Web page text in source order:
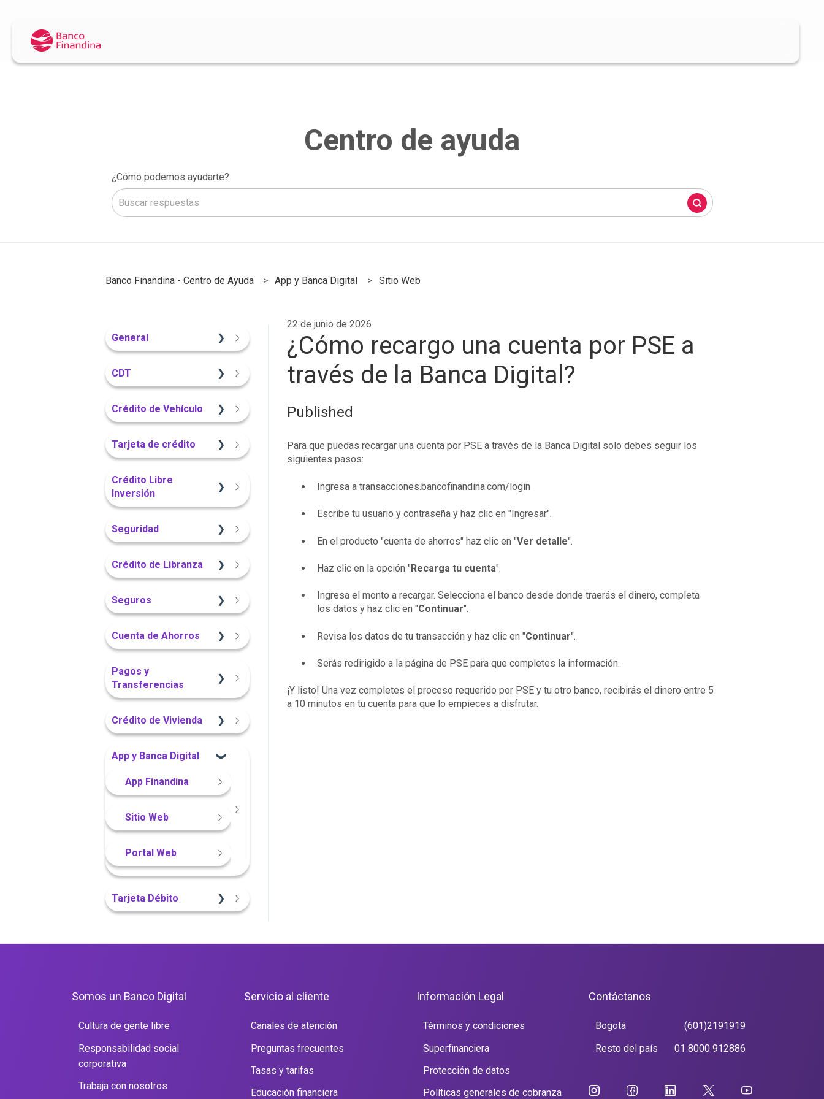
¿Cómo podemos ayudarte?
Banco Finandina - Centro de Ayuda App y Banca Digital Sitio Web
22 de junio de 2026
¿Cómo recargo una cuenta por PSE a
través de la Banca Digital?
Published
Para que puedas recargar una cuenta por PSE a través de la Banca Digital solo debes seguir los
siguientes pasos:
Ingresa a transacciones.bancofinandina.com/login
Escribe tu usuario y contraseña y haz clic en "Ingresar".
En el producto "cuenta de ahorros" haz clic en "Ver detalle".
Haz clic en la opción "Recarga tu cuenta".
Ingresa el monto a recargar. Selecciona el banco desde donde traerás el dinero, completa
los datos y haz clic en "Continuar".
Revisa los datos de tu transacción y haz clic en "Continuar".
Serás redirigido a la página de PSE para que completes la información.
¡Y listo! Una vez completes el proceso requerido por PSE y tu otro banco, recibirás el dinero entre 5
a 10 minutos en tu cuenta para que lo empieces a disfrutar.
General
CDT
Crédito de Vehículo
Portal Web
App Finandina
Tarjeta de crédito
App Finandina
Información General
Portal Web
Crédito Libre
Inversión
Seguridad
Crédito de Libranza
Seguros
Cuenta de Ahorros
App Finandina
Información General
Pagos y
Transferencias
Sitio Web
Crédito de Vivienda
Portal Web
App y Banca Digital
App Finandina
Sitio Web
Portal Web
Tarjeta Débito
Somos un Banco Digital
Cultura de gente libre
Responsabilidad social
corporativa
Trabaja con nosotros
Servicio al cliente
Canales de atención
Preguntas frecuentes
Tasas y tarifas
Educación financiera
Información Legal
Términos y condiciones
Superfinanciera
Protección de datos
Políticas generales de cobranza
Contáctanos
Bogotá
(601)2191919
Resto del país
01 8000 912886